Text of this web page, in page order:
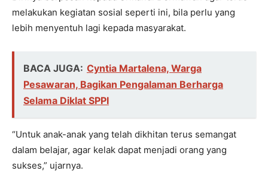
melakukan kegiatan sosial seperti ini, bila perlu yang
lebih menyentuh lagi kepada masyarakat.
BACA JUGA: Cyntia Martalena, Warga
Pesawaran, Bagikan Pengalaman Berharga
Selama Diklat SPPI
“Untuk anak-anak yang telah dikhitan terus semangat
dalam belajar, agar kelak dapat menjadi orang yang
sukses,” ujarnya.